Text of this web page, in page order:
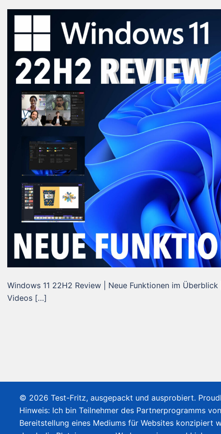
Windows 11 22H2 Review | Neue Funktionen im
Videos […]
© 2026 Test-Fritz, ausgepackt und ausprobiert.
Hinweis: Ich bin Teilnehmer des Partnerprogramms
Bereitstellung eines Mediums für Websites konzipiert